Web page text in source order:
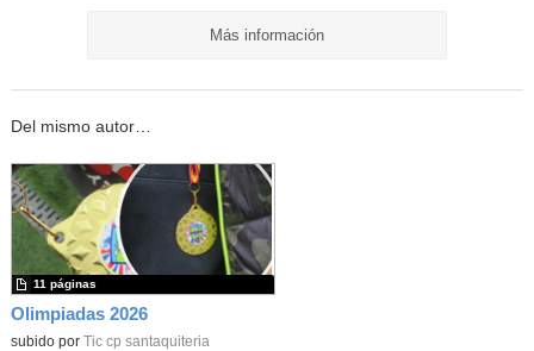
Más información
Del mismo autor…
Olimpiadas 2026
subido por Tic cp santaquiteria
11 páginas